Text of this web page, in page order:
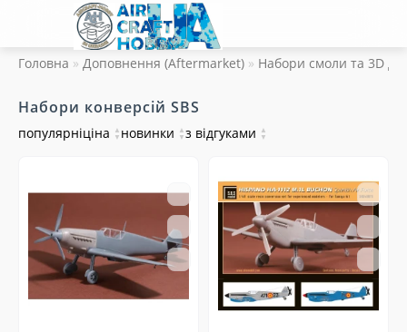
Головна Доповнення (Aftermarket) Набори смоли та 3D
Набори конверсій SBS
популярніціна ▲
▼ новинки ▲
▼з відгуками ▲
▼